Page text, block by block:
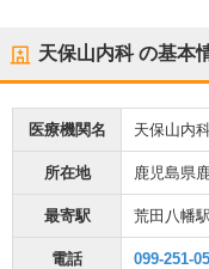
天保山内科の基本
医療機関名 天保山内
所在地 鹿児島県
最寄駅 荒田八幡駅
電話 099-251-